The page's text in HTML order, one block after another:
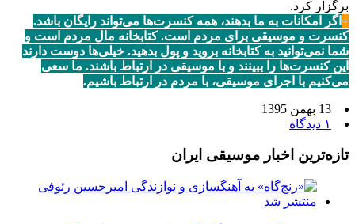
برگزار کرد.
+اگر امکانات به ما بدهند، همه کنسرت‌ها می‌تواند رایگان باشد.
کنسرت و موسیقی برای مردم است. کتابخانه مال مردم است و
شما نمی‌توانید به کتابخانه بروید و پول بدهید. خیلی‌ها دوست دارند
این کنسرت‌ها را ببینند و با موسیقی در ارتباط باشند. ما سعی
می‌کنیم با اجرای موسیقی، با مردم در ارتباط باشیم.
13 بهمن 1395
۱ دیدگاه
تازه‌ترین اخبار موسیقی ایران